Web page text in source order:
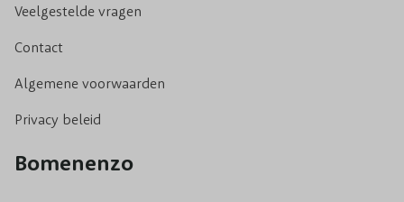
Veelgestelde vragen
Contact
Algemene voorwaarden
Privacy beleid
Bomenenzo